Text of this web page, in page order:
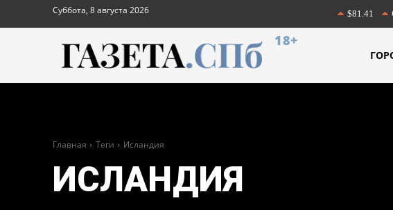
Суббота, 8 августа 2026 $81.41
18+
Главная Теги Исландия
ИСЛАНДИЯ